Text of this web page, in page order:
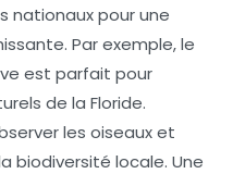
nationaux pour une
Par exemple, le
est parfait pour
de la Floride.
les oiseaux et
biodiversité locale. Une